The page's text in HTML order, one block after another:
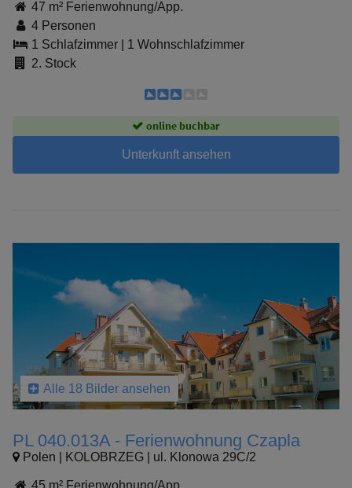
47 m² Ferienwohnung/App.
4 Personen
1 Schlafzimmer
1 Wohnschlafzimmer
2. Stock
online buchbar
Unterkunft ansehen
Alle 18 Bilder ansehen
PL 040.013A - Ferienwohnung Czapla
Polen | KOLOBRZEG | ul. Klonowa 29C/2